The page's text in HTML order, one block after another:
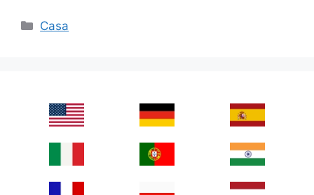
Categories
Casa